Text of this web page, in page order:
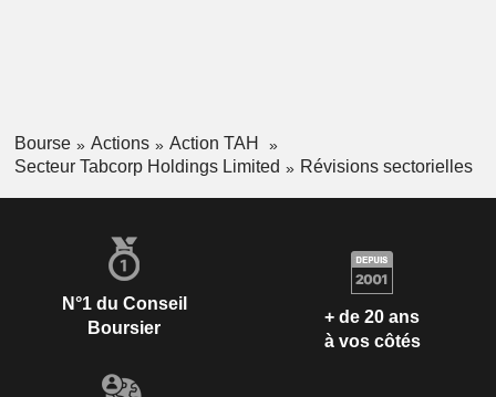
Bourse Actions
Action TAH
Secteur Tabcorp Holdings Limited
Révisions sectorielles
N°1 du Conseil
Boursier
+ de 20 ans
à vos côtés